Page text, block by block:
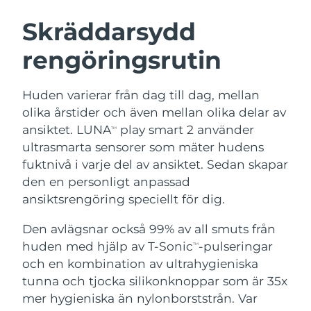
Skräddarsydd
rengöringsrutin
Huden varierar från dag till dag, mellan
olika årstider och även mellan olika delar av
ansiktet. LUNATM
play smart 2 använder
ultrasmarta sensorer som mäter hudens
fuktnivå i varje del av ansiktet. Sedan skapar
den en personligt anpassad
ansiktsrengöring speciellt för dig.
Den avlägsnar också 99% av all smuts från
huden med hjälp av T-SonicTM-pulseringar
och en kombination av ultrahygieniska
tunna och tjocka silikonknoppar som är 35x
mer hygieniska än nylonborststrån. Var
LUNA™ 4-paket
Anti-aging massage
LUNA™ 4 Plus
Massage, LED heating
LUNA™ 4 Men
For men, anti-aging massage
BEAR™ 2-paket
Microcurrent toning
BEAR™ 2 go
Microcurrent toning on-the-go
BEAR™ 2 eyes & lips
Microcurrent line smoothing device
Återfuktning
UFO™ 3-paket
Deep facial hydration
UFO™ 3 LED
Near-infrared and red light therapy
device
Munvård
issa™ 4
Hybrid silicone sonic toothbrush
issa™ 4 plus
Smart hybrid silicone sonic toothbrush
FAQ™ ANTI-AGING-BEHANDLING
Anti-aging LED-behandlingar
NEW
Österrike Förväntad leverans
Bahrain Förväntad leverans
Belgien
Bermuda Förväntad leverans8/16/26
Bosnien och
Hercegovina
Förväntad leverans8/13/26
Brunei Förväntad leverans
Bulgarien Förväntad leverans8/10/26
Kanada Förväntad leverans8/14/26
Chile Förväntad leverans8/14/26